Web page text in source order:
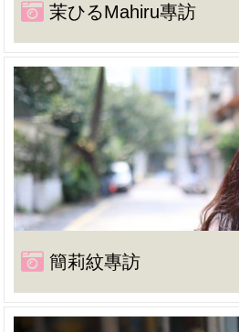
茉ひるMahiru專訪
簡莉紋專訪